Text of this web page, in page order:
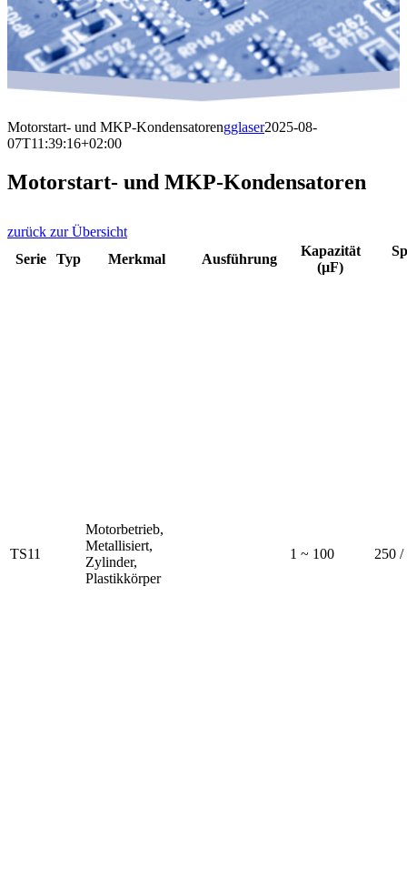
Motorstart- und MKP-Kondensatorengglaser2025-08-
07T11:39:16+02:00
Motorstart- und MKP-Kondensatoren
zurück zur Übersicht
Serie
Typ Merkmal Ausführung
Kapazität
(µF)
TS11
Motorbetrieb,
Metallisiert,
Zylinder,
Plastikkörper
1 ~ 100 250